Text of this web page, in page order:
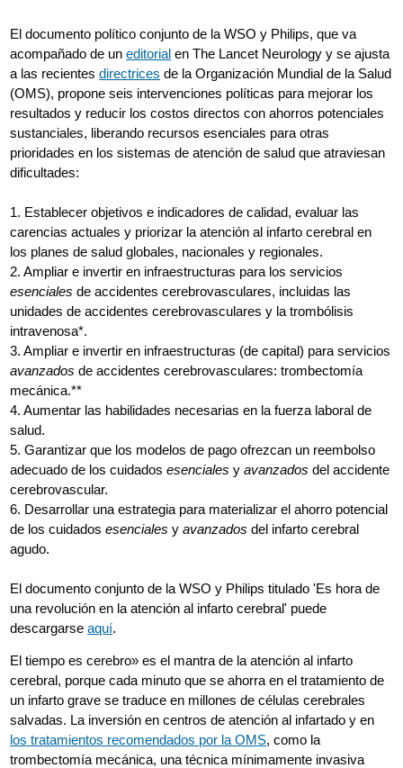
El documento político conjunto de la WSO y Philips, que va
acompañado de uneditorial en The Lancet Neurology y se ajusta
a las recientesdirectrices de la Organización Mundial de la Salud
(OMS), propone seis intervenciones políticas para mejorar los
resultados y reducir los costos directos con ahorros potenciales
sustanciales, liberando recursos esenciales para otras
prioridades en los sistemas de atención de salud que atraviesan
dificultades:
1. Establecer objetivos e indicadores de calidad, evaluar las
carencias actuales y priorizar la atención al infarto cerebral en
los planes de salud globales, nacionales y regionales.
2. Ampliar e invertir en infraestructuras para los servicios
esenciales de accidentes cerebrovasculares, incluidas las
unidades de accidentes cerebrovasculares y la trombólisis
intravenosa*.
3. Ampliar e invertir en infraestructuras (de capital) para servicios
avanzados de accidentes cerebrovasculares: trombectomía
mecánica.**
4. Aumentar las habilidades necesarias en la fuerza laboral de
salud.
5. Garantizar que los modelos de pago ofrezcan un reembolso
adecuado de los cuidadosesenciales yavanzados del accidente
cerebrovascular.
6. Desarrollar una estrategia para materializar el ahorro potencial
de los cuidadosesenciales yavanzados del infarto cerebral
agudo.
El documento conjunto de la WSO y Philips titulado 'Es hora de
una revolución en la atención al infarto cerebral' puede
descargarseaquí.
El tiempo es cerebro» es el mantra de la atención al infarto
cerebral, porque cada minuto que se ahorra en el tratamiento de
un infarto grave se traduce en millones de células cerebrales
salvadas. La inversión en centros de atención al infartado y en
los tratamientos recomendados por la OMS, como la
trombectomía mecánica, una técnica mínimamente invasiva